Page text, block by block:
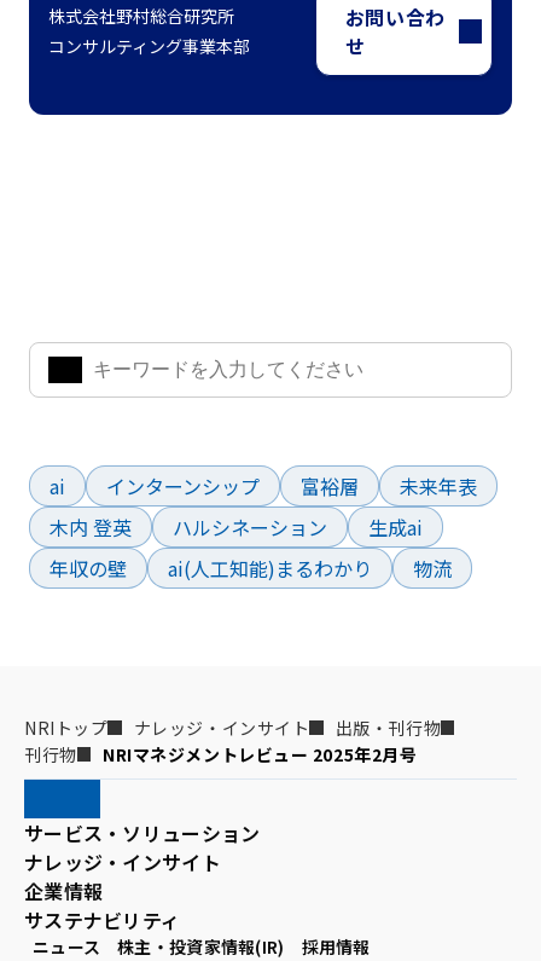
株式会社野村総合研究所
コンサルティング事業本部
お問い合わ
せ
ai
インターンシップ 富裕層
未来年表
木内 登英
ハルシネーション
生成ai
年収の壁
ai(人工知能)まるわかり 物流
NRIトップ ナレッジ・インサイト
出版・刊行物
刊行物
NRIマネジメントレビュー 2025年2月号
サービス・ソリューション
ナレッジ・インサイト
企業情報
サステナビリティ
ニュース 株主・投資家情報(IR)
採用情報